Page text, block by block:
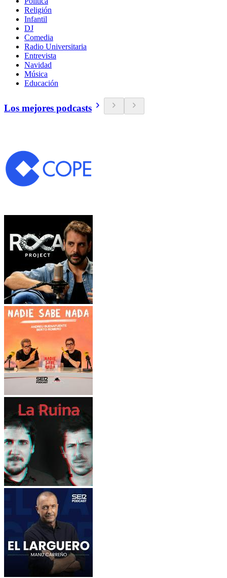
Religión
Infantil
DJ
Comedia
Radio Universitaria
Entrevista
Navidad
Música
Educación
Los mejores podcasts